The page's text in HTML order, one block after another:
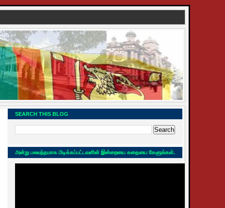
SEARCH THIS BLOG
அன்று பலவந்தமாக பிடிக்கப்பட்டவளின் இன்றையை கதையை கேளுங்கள்.